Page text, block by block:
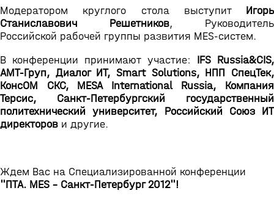
Модератором круглого стола выступит Игорь
Станиславович Решетников, Руководитель
Российской рабочей группы развития MES-систем.
В конференции принимают участие: IFS Russia&CIS,
АМТ-Груп, Диалог ИТ, Smart Solutions, НПП СпецТек,
КонсОМ СКС, MESA International Russia, Компания
Терсис, Санкт-Петербургский государственный
политехнический университет, Российский Союз ИТ
директоров и другие.
Ждем Вас на Специализированной конференции
"ПТА. MES - Санкт-Петербург 2012"!